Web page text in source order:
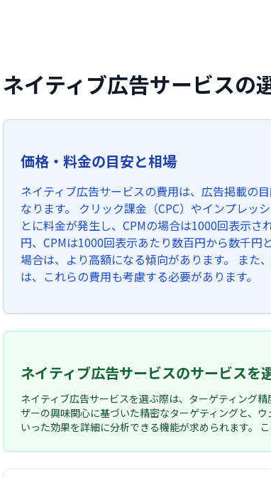
ネイティブ広告サービスの
価格・料金の目安と相場
ネイティブ広告サービスの費用は、広告掲載の
なります。 クリック課金（CPC）やインプレッ
とに料金が発生し、CPMの場合は1000回表示
円、CPMは1000回表示あたり数百円から数千
場合は、より高額になる傾向があります。 また
は、これらの費用も考慮する必要があります。
ネイティブ広告サービスのサービスを
ネイティブ広告サービスを選ぶ際は、ターゲティング
ザーの興味関心に基づいた精密なターゲティングと、
いった効果を詳細に分析できる機能が求められます。